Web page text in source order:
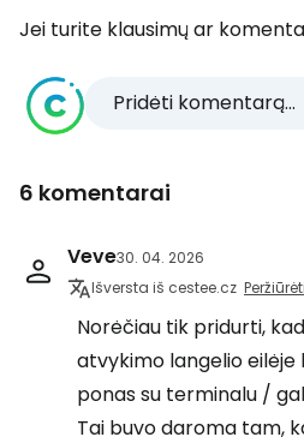
Jei turite klausimų ar
Pridėti komentarą...
6 komentarai
Veve30. 04. 2026
Išversta iš cestee.cz
Norėčiau tik pridurti,
atvykimo langelio
ponas su terminalu /
Tai buvo daroma tam,